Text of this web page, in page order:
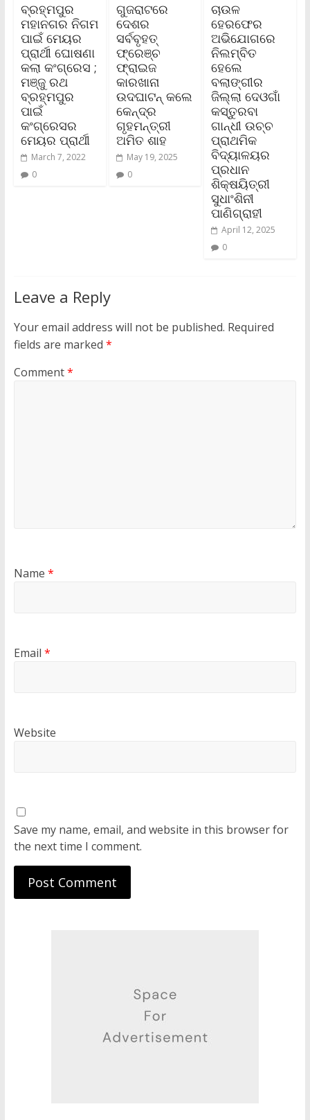
ବ୍ରହ୍ମପୁର
ମହାନଗର ନିଗମ
ପାଇଁ ମେୟର
ପ୍ରାର୍ଥୀ ଘୋଷଣା
କଲା କଂଗ୍ରେସ ;
ମଞ୍ଜୁ ରଥ
ବ୍ରହ୍ମପୁର
ପାଇଁ
କଂଗ୍ରେସର
ମେୟର ପ୍ରାର୍ଥୀ
March 7, 2022
0
ଗୁଜରାଟରେ
ଦେଶର
ସର୍ବବୃହତ୍
ଫ୍ରେଞ୍ଚ
ଫ୍ରାଇଜ
କାରଖାନା
ଉଦଘାଟନ୍ କଲେ
କେନ୍ଦ୍ର
ଗୃହମନ୍ତ୍ରୀ
ଅମିତ ଶାହ
May 19, 2025
0
ଚାଉଳ
ହେରଫେର
ଅଭିଯୋଗରେ
ନିଲମ୍ବିତ
ହେଲେ
ବଲାଙ୍ଗୀର
ଜିଲ୍ଲା ଦେଓଗାଁ
କସ୍ତୁରବା
ଗାନ୍ଧୀ ଉଚ୍ଚ
ପ୍ରାଥମିକ
ବିଦ୍ୟାଳୟର
ପ୍ରଧାନ
ଶିକ୍ଷୟିତ୍ରୀ
ସୁଧାଂଶିନୀ
ପାଣିଗ୍ରାହୀ
April 12, 2025
0
Leave a Reply
Your email address will not be published. Required
fields are marked *
Comment*
Name *
Email *
Website
Save my name, email, and website in this browser for
the next time I comment.